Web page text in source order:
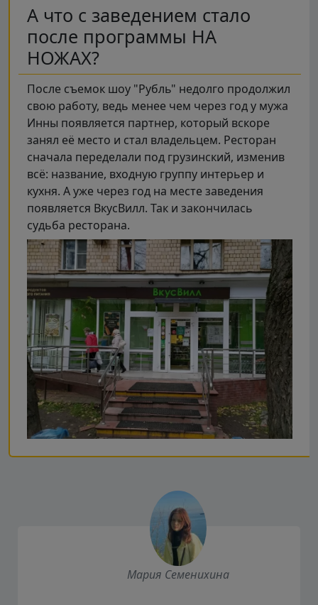
А что с заведением стало
после программы НА
НОЖАХ?
После съемок шоу "Рубль" недолго продолжил
свою работу, ведь менее чем через год у мужа
Инны появляется партнер, который вскоре
занял её место и стал владельцем. Ресторан
сначала переделали под грузинский, изменив
всё: название, входную группу интерьер и
кухня. А уже через год на месте заведения
появляется ВкусВилл. Так и закончилась
судьба ресторана.
Мария Семенихина